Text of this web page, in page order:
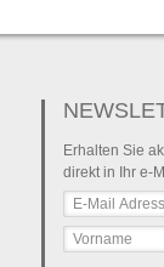
Erhalten Sie
direkt in Ihr e-